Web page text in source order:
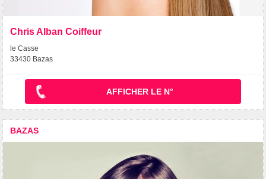
Chris Alban Coiffeur
le Casse
33430 Bazas
AFFICHER LE N°
BAZAS